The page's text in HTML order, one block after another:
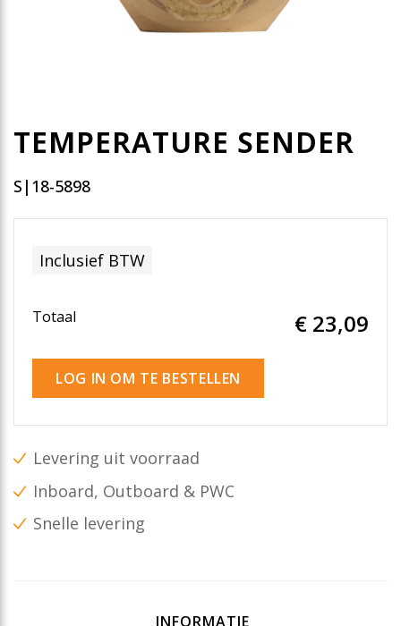
TEMPERATURE SENDER
S|18-5898
Inclusief BTW
Totaal € 23,09
LOG IN OM TE BESTELLEN
Levering uit voorraad
Inboard, Outboard & PWC
Snelle levering
INFORMATIE